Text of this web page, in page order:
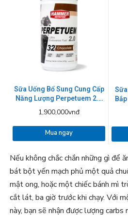
Sữa Uống Bổ Sung Cung Cấp
Năng Lượng Perpetuem 2.0
1,900,000vnđ
Mua ngay
Nếu không chắc chắn những gì
bát bột yến mạch phủ một quả
mật ong, hoặc một chiếc bánh mì
cắt lát, ba giờ trước khi chạy. Với
này, bạn sẽ nhận được lượng carbs